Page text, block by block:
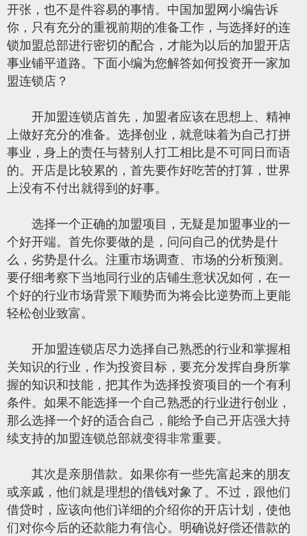
开张，也不是件容易的事情。中国加盟网小编告诉
你，只有充分的重视前期的准备工作，与选择好的连
锁加盟总部进行密切的配合，才能为以后的加盟开店
事业铺平道路。下面小编为您解答如何投资开一家加
盟连锁店？
开加盟连锁店首先，加盟者应该在思想上、精神
上做好充分的准备。选择创业，就意味着为自己打拼
事业，身上的责任与替别人打工相比是不可同日而语
的。开店是比较累的，首先要作好吃苦的打算，世界
上没有不付出就得到的好事。
选择一个正确的加盟项目，无疑是加盟事业的一
个好开端。首先你要做的是，问问自己的优势是什
么，劣势是什么。注重市场调查、市场的分析预测。
要仔细考察下当地同行业的店铺生意状况如何，在一
个好的行业市场背景下顺势而为将会比逆势而上更能
轻松创业致富。
开加盟连锁店尽力选择自己熟悉的行业和掌握相
关知识的行业，作为投资目标，要充分发挥自身所掌
握的知识和技能，把其作为选择投资项目的一个有利
条件。如果不能选择一个自己熟悉的行业进行创业，
那么选择一个好的适合自己，能给予自己开店强大持
续支持的加盟连锁总部就变得非常重要。
其次是亲朋借款。如果你有一些先富起来的朋友
或亲戚，他们就是理想的借钱对象了。不过，跟他们
借贷时，应该向他们详细的介绍你的开店计划，使他
们对你今后的还款能力有信心。明确说好偿还借款的